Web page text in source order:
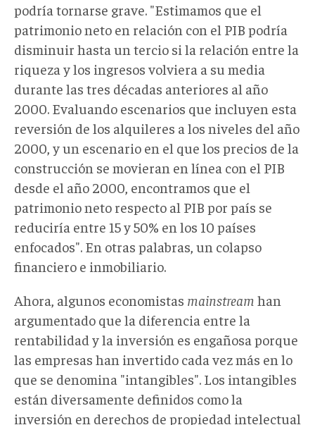
podría tornarse grave. "Estimamos que el
patrimonio neto en relación con el PIB podría
disminuir hasta un tercio si la relación entre la
riqueza y los ingresos volviera a su media
durante las tres décadas anteriores al año
2000. Evaluando escenarios que incluyen esta
reversión de los alquileres a los niveles del año
2000, y un escenario en el que los precios de la
construcción se movieran en línea con el PIB
desde el año 2000, encontramos que el
patrimonio neto respecto al PIB por país se
reduciría entre 15 y 50% en los 10 países
enfocados". En otras palabras, un colapso
financiero e inmobiliario.
Ahora, algunos economistas mainstream han
argumentado que la diferencia entre la
rentabilidad y la inversión es engañosa porque
las empresas han invertido cada vez más en lo
que se denomina "intangibles". Los intangibles
están diversamente definidos como la
inversión en derechos de propiedad intelectual